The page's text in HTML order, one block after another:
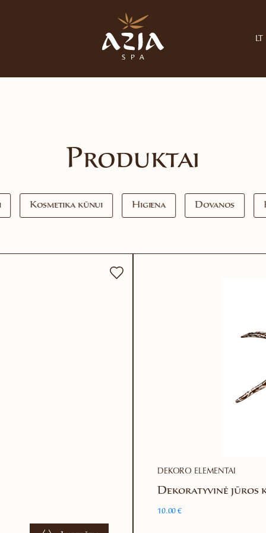
LT
Produktai
Kosmetika kūnui Higiena Dovanos
DEKORO ELEMENTAI
Dekoratyvinė jūros
10.00€